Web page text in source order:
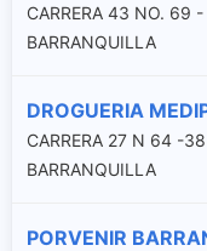
CARRERA 43 NO. 69
BARRANQUILLA
DROGUERIA
CARRERA 27 N 64 -
BARRANQUILLA
PORVENIR